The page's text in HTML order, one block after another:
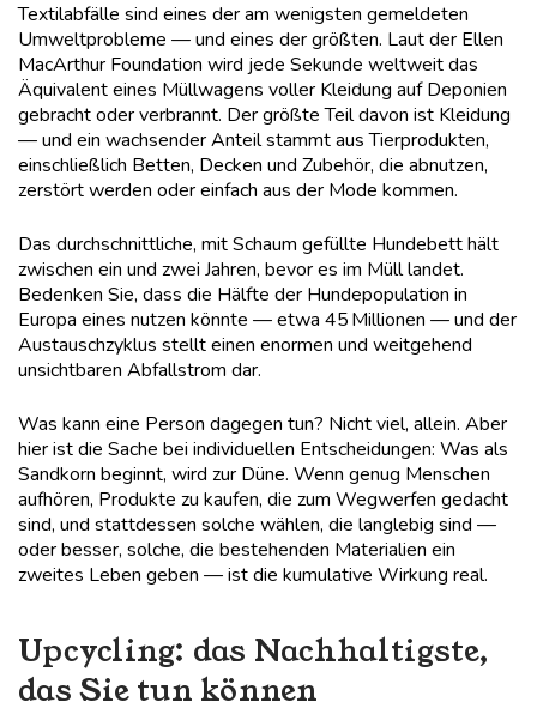
Textilabfälle sind eines der am wenigsten gemeldeten
Umweltprobleme — und eines der größten. Laut der Ellen
MacArthur Foundation wird jede Sekunde weltweit das
Äquivalent eines Müllwagens voller Kleidung auf Deponien
gebracht oder verbrannt. Der größte Teil davon ist Kleidung
— und ein wachsender Anteil stammt aus Tierprodukten,
einschließlich Betten, Decken und Zubehör, die abnutzen,
zerstört werden oder einfach aus der Mode kommen.
Das durchschnittliche, mit Schaum gefüllte Hundebett hält
zwischen ein und zwei Jahren, bevor es im Müll landet.
Bedenken Sie, dass die Hälfte der Hundepopulation in
Europa eines nutzen könnte — etwa 45 Millionen — und der
Austauschzyklus stellt einen enormen und weitgehend
unsichtbaren Abfallstrom dar.
Was kann eine Person dagegen tun? Nicht viel, allein. Aber
hier ist die Sache bei individuellen Entscheidungen: Was als
Sandkorn beginnt, wird zur Düne. Wenn genug Menschen
aufhören, Produkte zu kaufen, die zum Wegwerfen gedacht
sind, und stattdessen solche wählen, die langlebig sind —
oder besser, solche, die bestehenden Materialien ein
zweites Leben geben — ist die kumulative Wirkung real.
Upcycling: das Nachhaltigste,
das Sie tun können